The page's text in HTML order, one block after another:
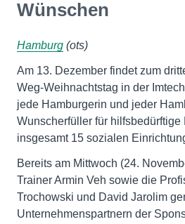
Wünschen
Hamburg (ots)
Am 13. Dezember findet zum
Weg-Weihnachtstag in der
jede Hamburgerin und jeder
Wunscherfüller für hilfsbedürftige
insgesamt 15 sozialen
Bereits am Mittwoch (24.
Trainer Armin Veh sowie die
Trochowski und David Jarolim
Unternehmenspartnern der